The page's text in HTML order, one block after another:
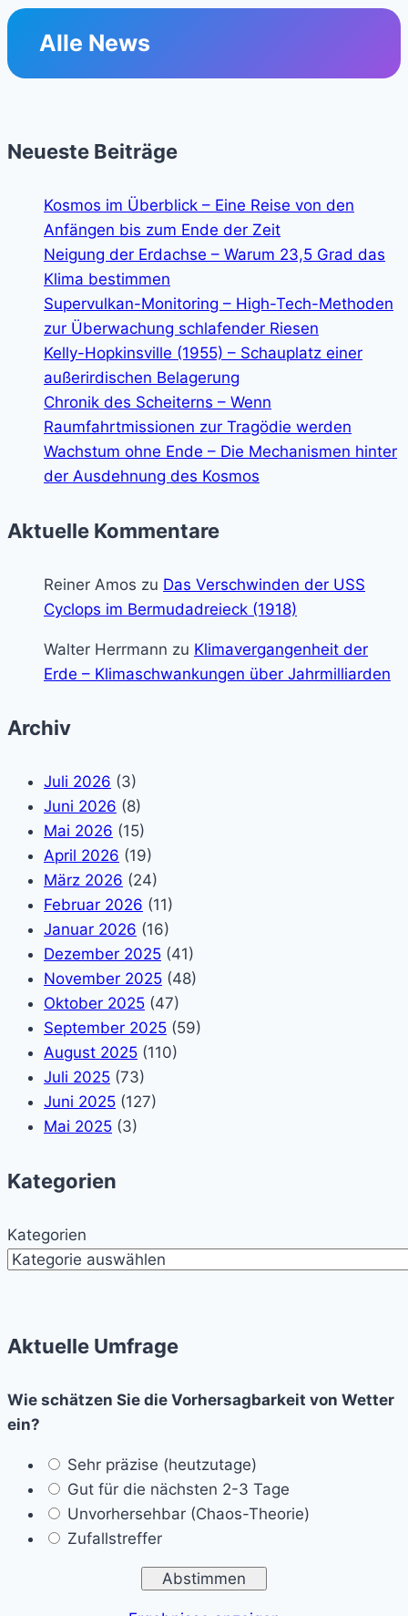
Alle News
Neueste Beiträge
Kosmos im Überblick – Eine Reise von den
Anfängen bis zum Ende der Zeit
Neigung der Erdachse – Warum 23,5 Grad das
Klima bestimmen
Supervulkan-Monitoring – High-Tech-Methoden
zur Überwachung schlafender Riesen
Kelly-Hopkinsville (1955) – Schauplatz einer
außerirdischen Belagerung
Chronik des Scheiterns – Wenn
Raumfahrtmissionen zur Tragödie werden
Wachstum ohne Ende – Die Mechanismen hinter
der Ausdehnung des Kosmos
Aktuelle Kommentare
Reiner Amos zu Das Verschwinden der USS
Cyclops im Bermudadreieck (1918)
Walter Herrmann zu Klimavergangenheit der
Erde – Klimaschwankungen über Jahrmilliarden
Archiv
Juli 2026 (3)
Juni 2026 (8)
Mai 2026 (15)
April 2026 (19)
März 2026 (24)
Februar 2026 (11)
Januar 2026 (16)
Dezember 2025 (41)
November 2025 (48)
Oktober 2025 (47)
September 2025 (59)
August 2025 (110)
Juli 2025 (73)
Juni 2025 (127)
Mai 2025 (3)
Kategorien
Kategorien
Aktuelle Umfrage
Wie schätzen Sie die Vorhersagbarkeit von Wetter
ein?
Sehr präzise (heutzutage)
Gut für die nächsten 2-3 Tage
Unvorhersehbar (Chaos-Theorie)
Zufallstreffer